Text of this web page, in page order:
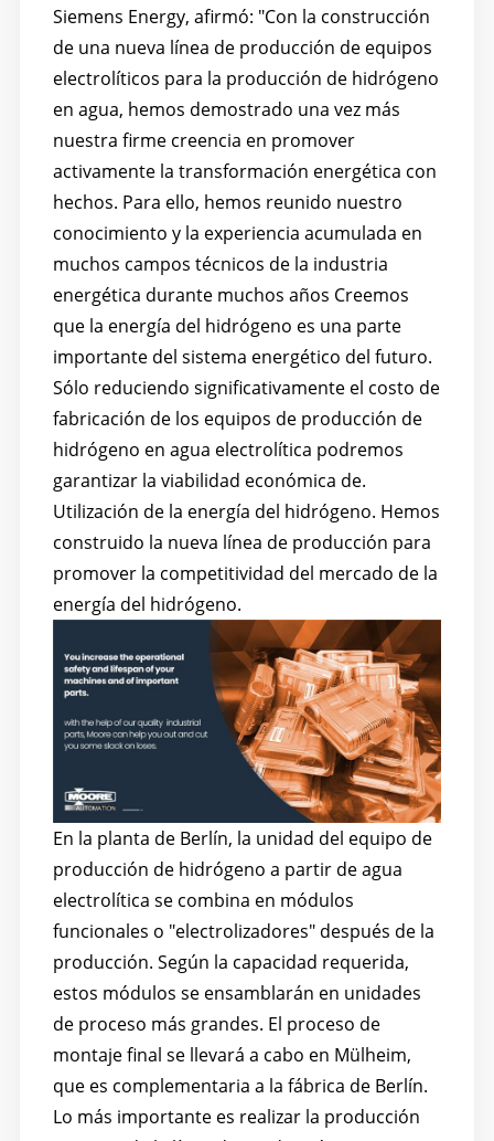
Siemens Energy, afirmó: "Con la construcción
de una nueva línea de producción de equipos
electrolíticos para la producción de hidrógeno
en agua, hemos demostrado una vez más
nuestra firme creencia en promover
activamente la transformación energética con
hechos. Para ello, hemos reunido nuestro
conocimiento y la experiencia acumulada en
muchos campos técnicos de la industria
energética durante muchos años Creemos
que la energía del hidrógeno es una parte
importante del sistema energético del futuro.
Sólo reduciendo significativamente el costo de
fabricación de los equipos de producción de
hidrógeno en agua electrolítica podremos
garantizar la viabilidad económica de.
Utilización de la energía del hidrógeno. Hemos
construido la nueva línea de producción para
promover la competitividad del mercado de la
energía del hidrógeno.
En la planta de Berlín, la unidad del equipo de
producción de hidrógeno a partir de agua
electrolítica se combina en módulos
funcionales o "electrolizadores" después de la
producción. Según la capacidad requerida,
estos módulos se ensamblarán en unidades
de proceso más grandes. El proceso de
montaje final se llevará a cabo en Mülheim,
que es complementaria a la fábrica de Berlín.
Lo más importante es realizar la producción